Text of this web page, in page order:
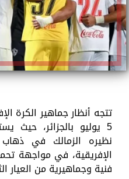
تتجه أنظار جماهير الكرة
5 يوليو بالجزائر،
نظيره الزمالك في
الإفريقية، في مواجهة
فنية وجماهيرية من العيار